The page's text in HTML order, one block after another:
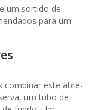
um sortido de
para um
combinar este abre-
um tubo de